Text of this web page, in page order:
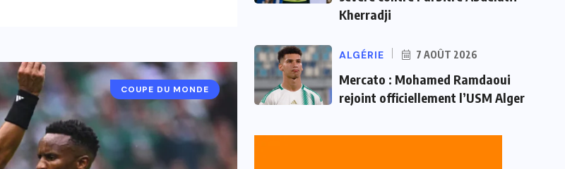
COUPE DU MONDE
Kherradji
ALGÉRIE 7 AOÛT 2026
Mercato : Mohamed Ramdaoui
rejoint officiellement l’USM Alger